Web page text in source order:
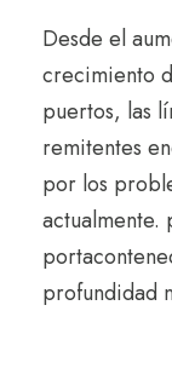
Desde el
crecimiento
puertos, las
remitentes
por los
actualmente.
profundidad